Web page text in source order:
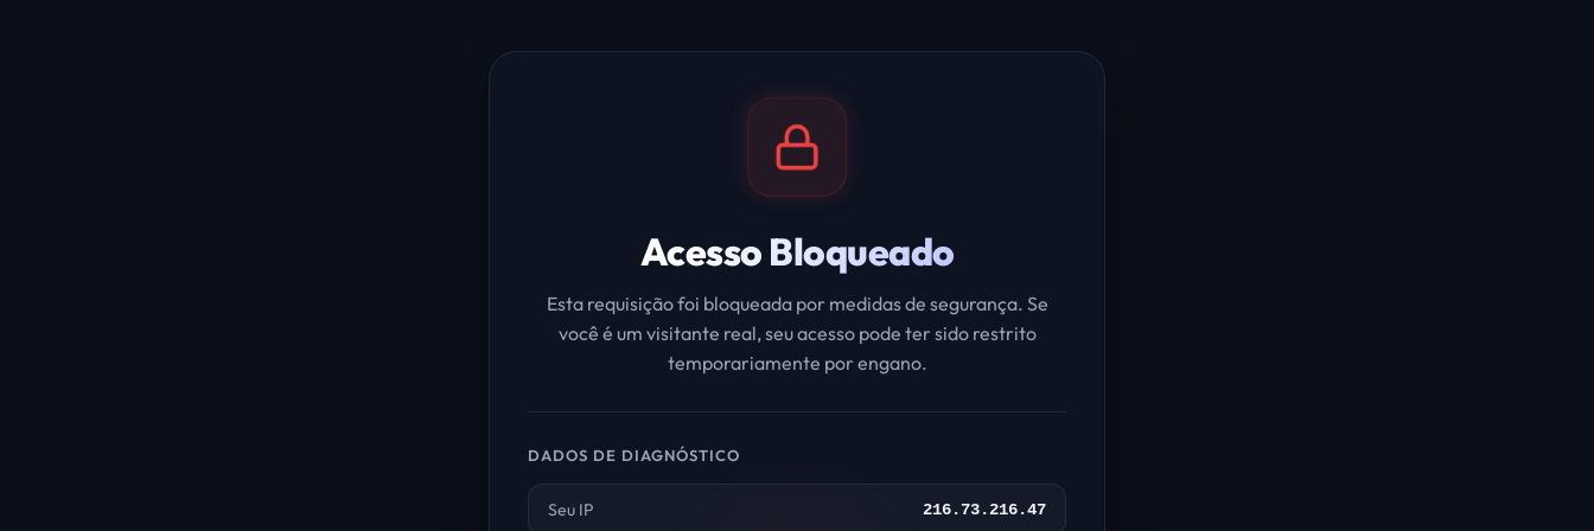
Acesso Bloqueado
Esta requisição foi bloqueada por medidas de segurança. Se
você é um visitante real, seu acesso pode ter sido restrito
temporariamente por engano.
DADOS DE DIAGNÓSTICO
Seu IP 216.73.216.47